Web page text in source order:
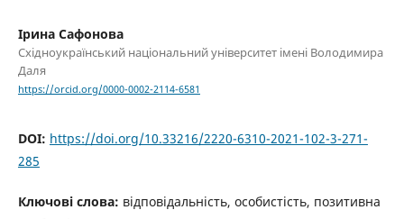
Ірина Сафонова
Східноукраїнський національний університет імені Володимира
Даля
https://orcid.org/0000-0002-2114-6581
DOI: https://doi.org/10.33216/2220-6310-2021-102-3-271-
285
Ключові слова: відповідальність, особистість, позитивна